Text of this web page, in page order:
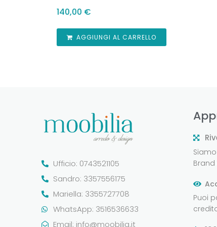
140,00 €
AGGIUNGI AL CARRELLO
Ufficio: 0743521105
Sandro: 3357556175
Mariella: 3355727708
WhatsApp: 3516536633
Email: info@moobilia.it
Puoi